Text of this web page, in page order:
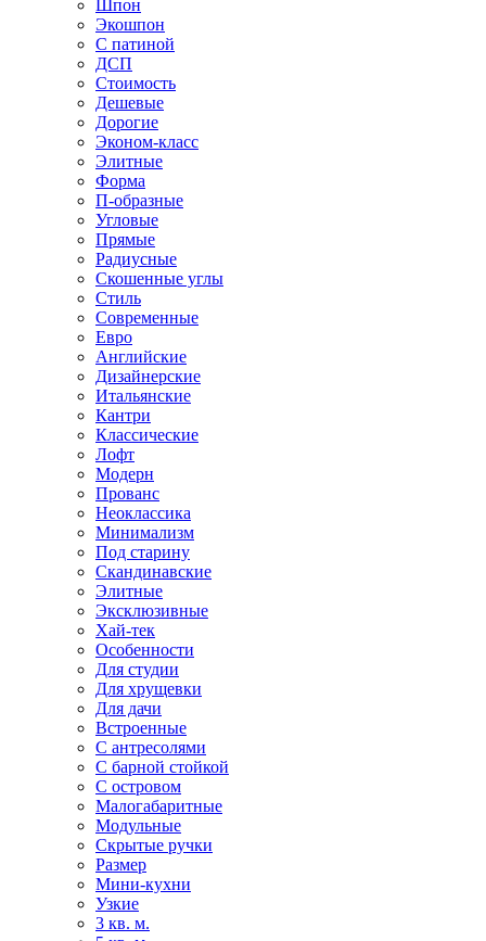
Шпон
Экошпон
С патиной
ДСП
Стоимость
Дешевые
Дорогие
Эконом-класс
Элитные
Форма
П-образные
Угловые
Прямые
Радиусные
Скошенные углы
Стиль
Современные
Евро
Английские
Дизайнерские
Итальянские
Кантри
Классические
Лофт
Модерн
Прованс
Неоклассика
Минимализм
Под старину
Скандинавские
Элитные
Эксклюзивные
Хай-тек
Особенности
Для студии
Для хрущевки
Для дачи
Встроенные
С антресолями
С барной стойкой
С островом
Малогабаритные
Модульные
Скрытые ручки
Размер
Мини-кухни
Узкие
3 кв. м.